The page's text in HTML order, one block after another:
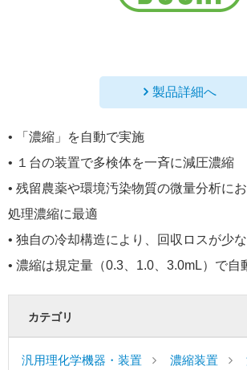
製品詳細へ
• 「濃縮」を自動で実施
• １台の装置で多検体を一斉に減圧濃縮
• 残留農薬や環境汚染物質の微量分析に
処理濃縮に最適
• 独自の冷却構造により、回収ロスが少
• 濃縮は規定量（0.3、1.0、3.0mL）で自
カテゴリ
汎用理化学機器・装置 濃縮装置